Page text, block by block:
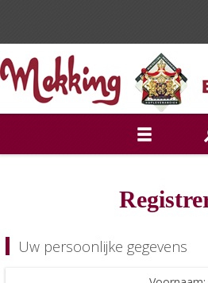
Uw persoonlijke gegevens